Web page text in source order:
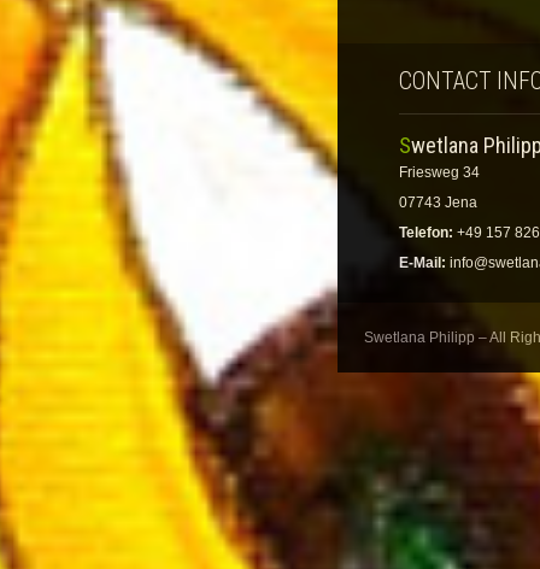
CONTACT
Swetlana
Friesweg 34
07743 Jena
Telefon: +49 157
E-Mail:
Swetlana Philipp – All